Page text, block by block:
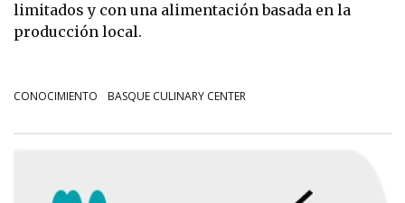
limitados y con una alimentación basada en la
producción local.
CONOCIMIENTO BASQUE CULINARY CENTER